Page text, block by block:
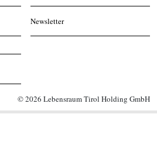
Newsletter
© 2026 Lebensraum Tirol Holding GmbH